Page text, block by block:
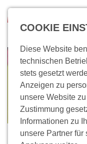
Direkt zum Inhalt
COOKIE
Diese Website
technischen
stets gesetzt
Anzeigen zu
unsere Website
Zustimmung
Informationen zu
unsere Partner für